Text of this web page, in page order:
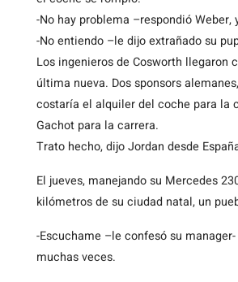
-No hay problema –respondió
-No entiendo –le dijo extrañado su
Los ingenieros de Cosworth llegaron
última nueva. Dos sponsors
costaría el alquiler del coche para la
Gachot para la carrera.
Trato hecho, dijo Jordan desde
El jueves, manejando su Mercedes
kilómetros de su ciudad natal, un
-Escuchame –le confesó su
muchas veces.